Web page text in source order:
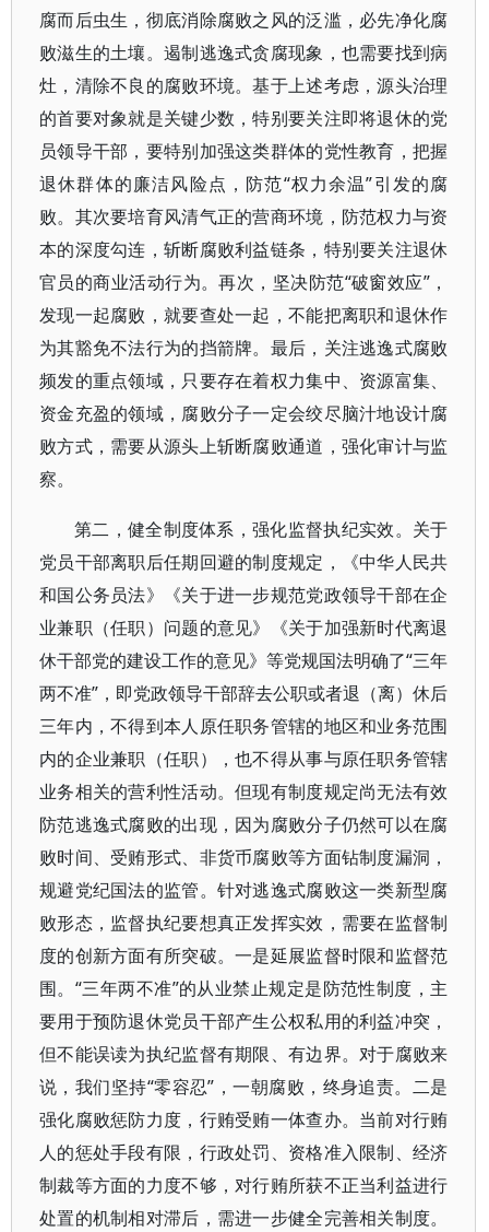
腐而后虫生，彻底消除腐败之风的泛滥，必先净化腐
败滋生的土壤。遏制逃逸式贪腐现象，也需要找到病
灶，清除不良的腐败环境。基于上述考虑，源头治理
的首要对象就是关键少数，特别要关注即将退休的党
员领导干部，要特别加强这类群体的党性教育，把握
退休群体的廉洁风险点，防范“权力余温”引发的腐
败。其次要培育风清气正的营商环境，防范权力与资
本的深度勾连，斩断腐败利益链条，特别要关注退休
官员的商业活动行为。再次，坚决防范“破窗效应”，
发现一起腐败，就要查处一起，不能把离职和退休作
为其豁免不法行为的挡箭牌。最后，关注逃逸式腐败
频发的重点领域，只要存在着权力集中、资源富集、
资金充盈的领域，腐败分子一定会绞尽脑汁地设计腐
败方式，需要从源头上斩断腐败通道，强化审计与监
察。
第二，健全制度体系，强化监督执纪实效。关于
党员干部离职后任期回避的制度规定，《中华人民共
和国公务员法》《关于进一步规范党政领导干部在企
业兼职（任职）问题的意见》《关于加强新时代离退
休干部党的建设工作的意见》等党规国法明确了“三年
两不准”，即党政领导干部辞去公职或者退（离）休后
三年内，不得到本人原任职务管辖的地区和业务范围
内的企业兼职（任职），也不得从事与原任职务管辖
业务相关的营利性活动。但现有制度规定尚无法有效
防范逃逸式腐败的出现，因为腐败分子仍然可以在腐
败时间、受贿形式、非货币腐败等方面钻制度漏洞，
规避党纪国法的监管。针对逃逸式腐败这一类新型腐
败形态，监督执纪要想真正发挥实效，需要在监督制
度的创新方面有所突破。一是延展监督时限和监督范
围。“三年两不准”的从业禁止规定是防范性制度，主
要用于预防退休党员干部产生公权私用的利益冲突，
但不能误读为执纪监督有期限、有边界。对于腐败来
说，我们坚持“零容忍”，一朝腐败，终身追责。二是
强化腐败惩防力度，行贿受贿一体查办。当前对行贿
人的惩处手段有限，行政处罚、资格准入限制、经济
制裁等方面的力度不够，对行贿所获不正当利益进行
处置的机制相对滞后，需进一步健全完善相关制度。